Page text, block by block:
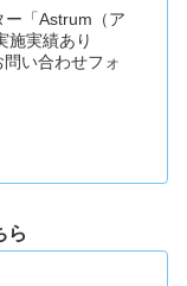
ー「Astrum（ア
施実績あり
い合わせフォ
ら